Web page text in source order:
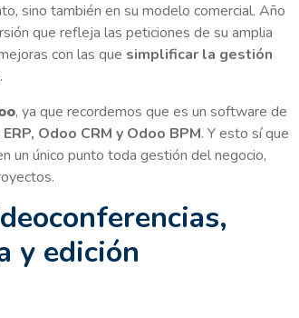
sino también en su modelo comercial. Año
que refleja las peticiones de su amplia
con las que simplificar la gestión
, ya que recordemos que es un software de
Odoo CRM y Odoo BPM. Y esto sí que
un único punto toda gestión del negocio,
y edición